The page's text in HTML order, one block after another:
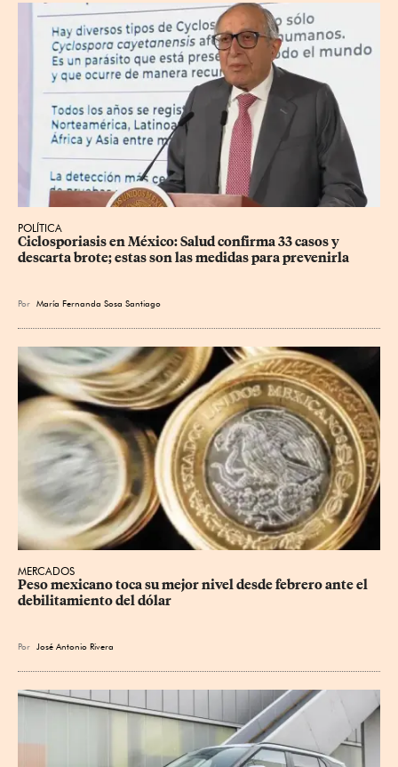
POLÍTICA
Ciclosporiasis en México: Salud confirma 33 casos y
descarta brote; estas son las medidas para prevenirla
Por María Fernanda Sosa Santiago
MERCADOS
Peso mexicano toca su mejor nivel desde febrero ante el
debilitamiento del dólar
Por José Antonio Rivera